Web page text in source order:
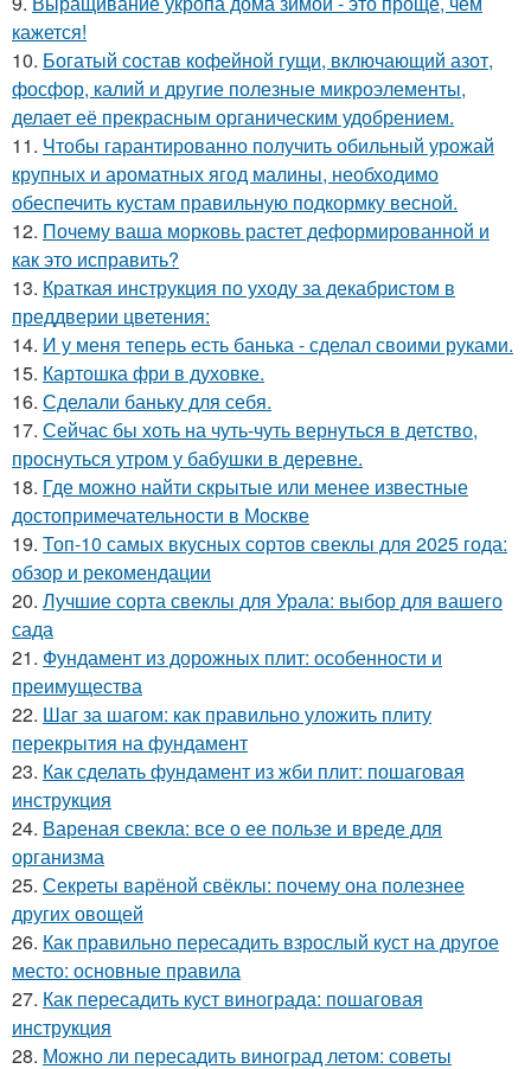
кажется!
10. Богатый состав кофейной гущи, включающий азот,
фосфор, калий и другие полезные микроэлементы,
делает её прекрасным органическим удобрением.
11. Чтобы гарантированно получить обильный урожай
крупных и ароматных ягод малины, необходимо
обеспечить кустам правильную подкормку весной.
12. Почему ваша морковь растет деформированной и
как это исправить?
13. Краткая инструкция по уходу за декабристом в
преддверии цветения:
14. И у меня теперь есть банька - сделал своими руками.
15. Картошка фри в духовке.
16. Сделали баньку для себя.
17. Сейчас бы хоть на чуть-чуть вернуться в детство,
проснуться утром у бабушки в деревне.
18. Где можно найти скрытые или менее известные
достопримечательности в Москве
19. Топ-10 самых вкусных сортов свеклы для 2025 года:
обзор и рекомендации
20. Лучшие сорта свеклы для Урала: выбор для вашего
сада
21. Фундамент из дорожных плит: особенности и
преимущества
22. Шаг за шагом: как правильно уложить плиту
перекрытия на фундамент
23. Как сделать фундамент из жби плит: пошаговая
инструкция
24. Вареная свекла: все о ее пользе и вреде для
организма
25. Секреты варёной свёклы: почему она полезнее
других овощей
26. Как правильно пересадить взрослый куст на другое
место: основные правила
27. Как пересадить куст винограда: пошаговая
инструкция
28. Можно ли пересадить виноград летом: советы